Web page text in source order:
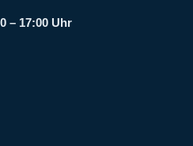
– 17:00 Uhr